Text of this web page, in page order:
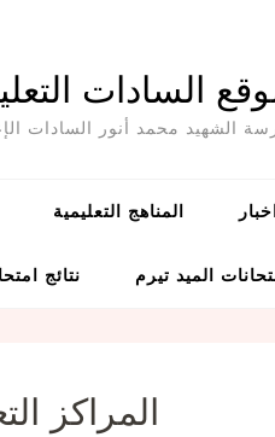
السادات
الشهيد محمد أنور السادات
المناهج التعليمية
الميد تيرم نتائج
المراكز